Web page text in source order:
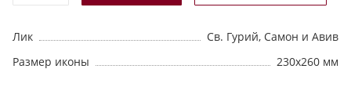
Лик
Св. Гурий, Самон и Авив
Размер иконы
230х260 мм